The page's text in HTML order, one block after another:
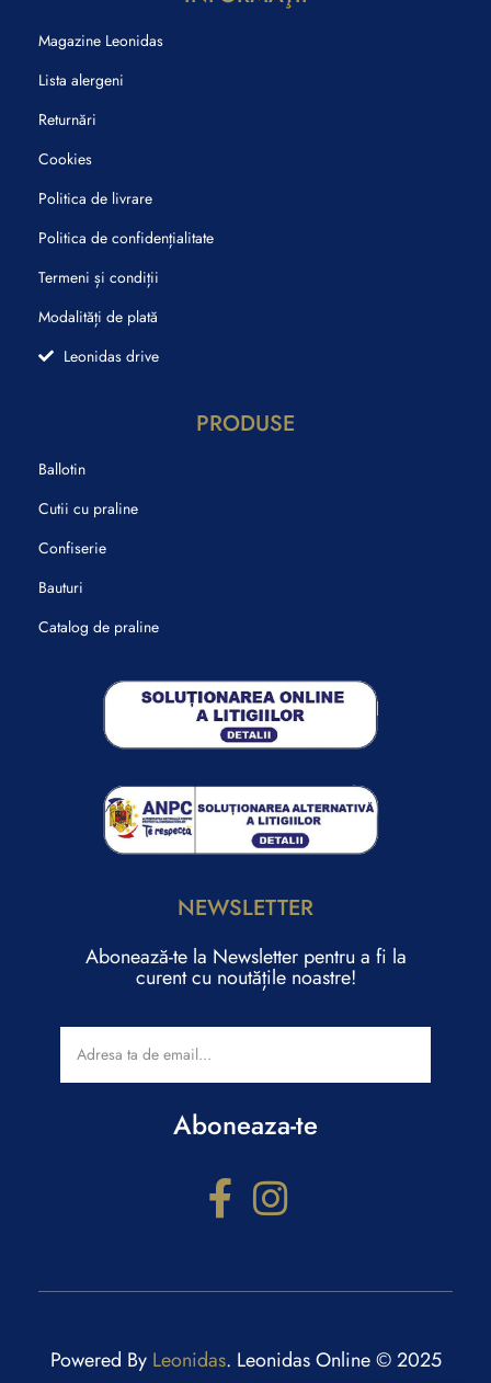
Magazine Leonidas
Lista alergeni
Returnări
Cookies
Politica de livrare
Politica de confidențialitate
Termeni și condiții
Modalități de plată
Leonidas drive
PRODUSE
Ballotin
Cutii cu praline
Confiserie
Bauturi
Catalog de praline
NEWSLETTER
Abonează-te la Newsletter pentru a fi la
curent cu noutățile noastre!
Aboneaza-te
Powered By Leonidas. Leonidas Online © 2025
Răspunde la câteva întrebări și primești recomandări